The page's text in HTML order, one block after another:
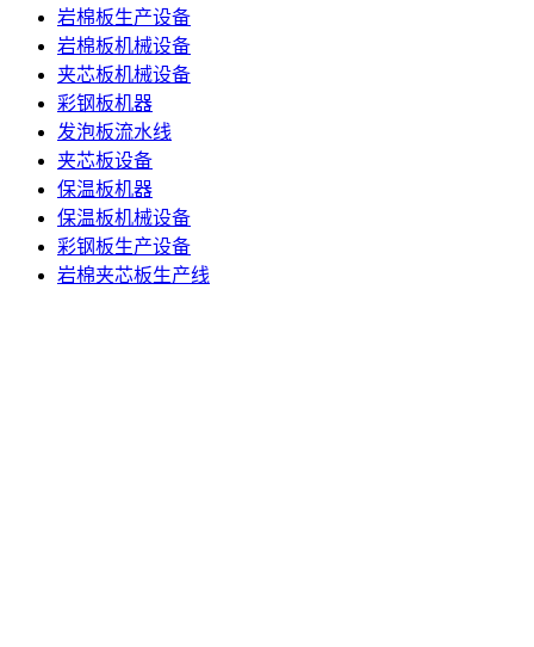
岩棉板生产设备
岩棉板机械设备
夹芯板机械设备
彩钢板机器
发泡板流水线
夹芯板设备
保温板机器
保温板机械设备
彩钢板生产设备
岩棉夹芯板生产线